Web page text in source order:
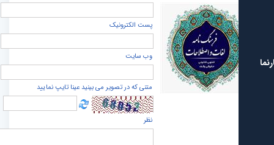
پست الكترونيک
وب سایت
متنی که در تصویر می بینید عینا تایپ نمایید